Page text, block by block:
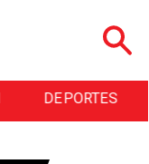
DEPORTES